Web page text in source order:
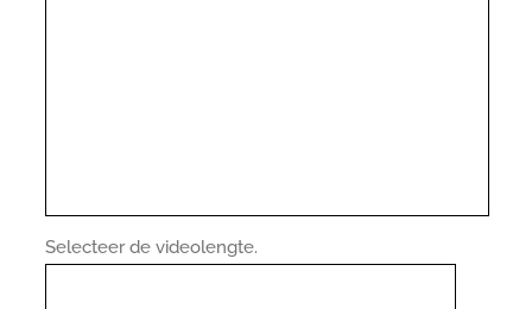
Selecteer de videolengte.